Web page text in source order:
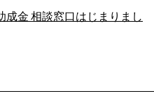
成金 相談窓口はじまりまし